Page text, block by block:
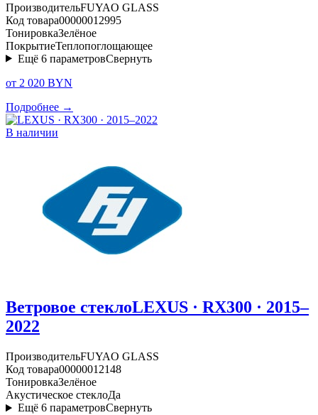
ПроизводительFUYAO GLASS
Код товара00000012995
ТонировкаЗелёное
ПокрытиеТеплопоглощающее
Ещё 6 параметровСвернуть
от 2 020 BYN
Подробнее →
В наличии
Ветровое стеклоLEXUS · RX300 · 2015–
2022
ПроизводительFUYAO GLASS
Код товара00000012148
ТонировкаЗелёное
Акустическое стеклоДа
Ещё 6 параметровСвернуть